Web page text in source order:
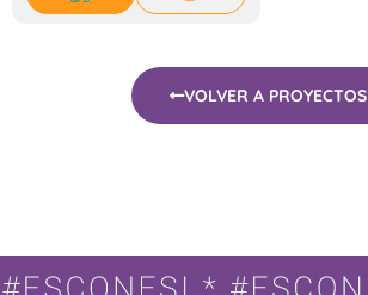
VOLVER A PROYECTOS